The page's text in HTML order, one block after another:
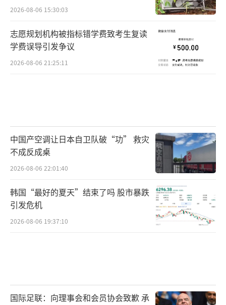
2026-08-06 15:30:03
志愿规划机构被指标错学费致考生复读
学费误导引发争议
2026-08-06 21:25:11
中国产空调让日本自卫队破“功” 救灾
不成反成桌
2026-08-06 22:01:40
韩国“最好的夏天”结束了吗 股市暴跌
引发危机
2026-08-06 19:37:10
国际足联：向理事会和会员协会致歉 承